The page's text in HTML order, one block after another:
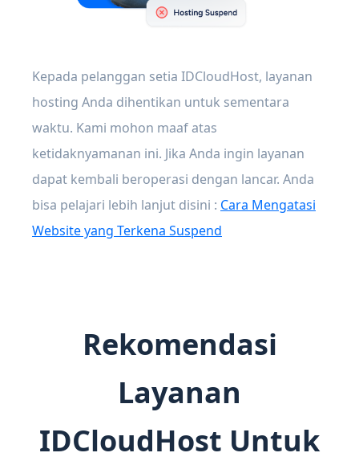
Kepada pelanggan setia IDCloudHost, layanan
hosting Anda dihentikan untuk sementara
waktu. Kami mohon maaf atas
ketidaknyamanan ini. Jika Anda ingin layanan
dapat kembali beroperasi dengan lancar. Anda
bisa pelajari lebih lanjut disini : Cara Mengatasi
Website yang Terkena Suspend
Rekomendasi
Layanan
IDCloudHost Untuk